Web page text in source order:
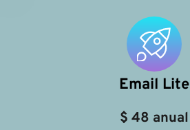
Email Lite
$ 48 anual